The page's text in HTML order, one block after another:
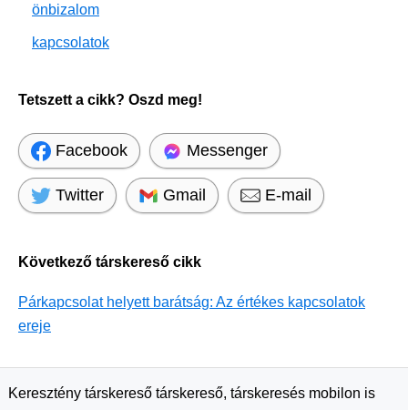
önbizalom
kapcsolatok
Tetszett a cikk? Oszd meg!
Facebook Messenger
Twitter Gmail E-mail
Következő társkereső cikk
Párkapcsolat helyett barátság: Az értékes kapcsolatok
ereje
Keresztény társkereső társkereső, társkeresés mobilon is